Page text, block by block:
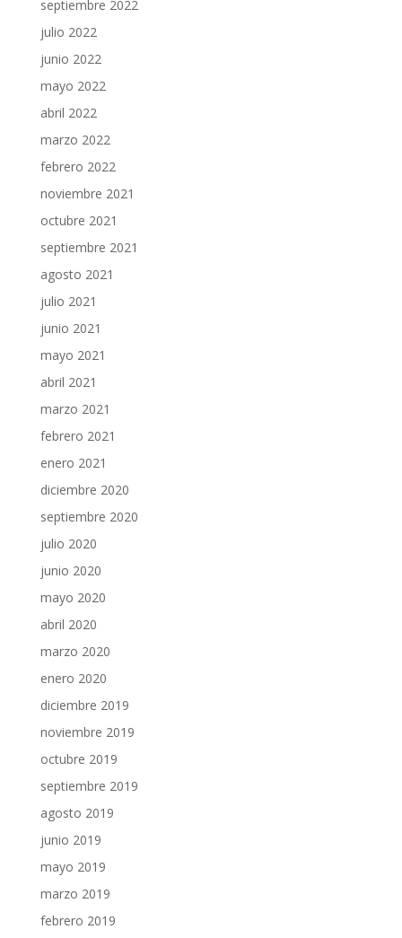
septiembre 2022
julio 2022
junio 2022
mayo 2022
abril 2022
marzo 2022
febrero 2022
noviembre 2021
octubre 2021
septiembre 2021
agosto 2021
julio 2021
junio 2021
mayo 2021
abril 2021
marzo 2021
febrero 2021
enero 2021
diciembre 2020
septiembre 2020
julio 2020
junio 2020
mayo 2020
abril 2020
marzo 2020
enero 2020
diciembre 2019
noviembre 2019
octubre 2019
septiembre 2019
agosto 2019
junio 2019
mayo 2019
marzo 2019
febrero 2019